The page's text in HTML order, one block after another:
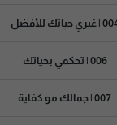
حياتك للأفضل
006 | تحكمي بحياتك
007 | جمالك مو كفاية